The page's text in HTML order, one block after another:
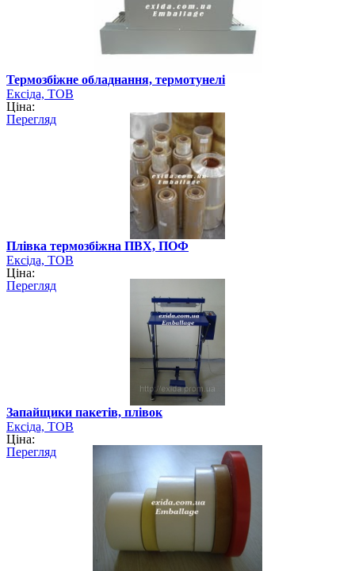
Термозбіжне обладнання, термотунелі
Ексіда, ТОВ
Ціна:
Перегляд
Плівка термозбіжна ПВХ, ПОФ
Ексіда, ТОВ
Ціна:
Перегляд
Запайщики пакетів, плівок
Ексіда, ТОВ
Ціна:
Перегляд